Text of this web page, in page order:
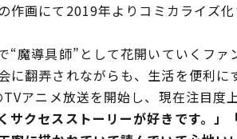
画にて2019年よりコミカライズ
魔導具師”として花開いていくファ
翻弄されながらも、生活を便利に
アニメ放送を開始し、現在注目度
クセスストーリーが好きです。」